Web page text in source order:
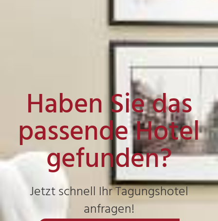
Haben Sie das
passende Hotel
gefunden?
Jetzt schnell Ihr Tagungshotel
anfragen!